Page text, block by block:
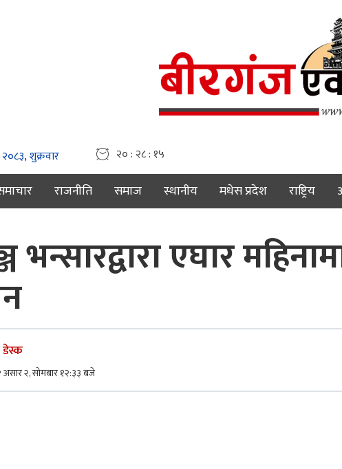
२० : २८ : १६
राजनीति समाज स्थानीय मधेस प्रदेश राष्ट्रिय
भन्सारद्वारा एघार
२, सोमबार १२:३३ बजे